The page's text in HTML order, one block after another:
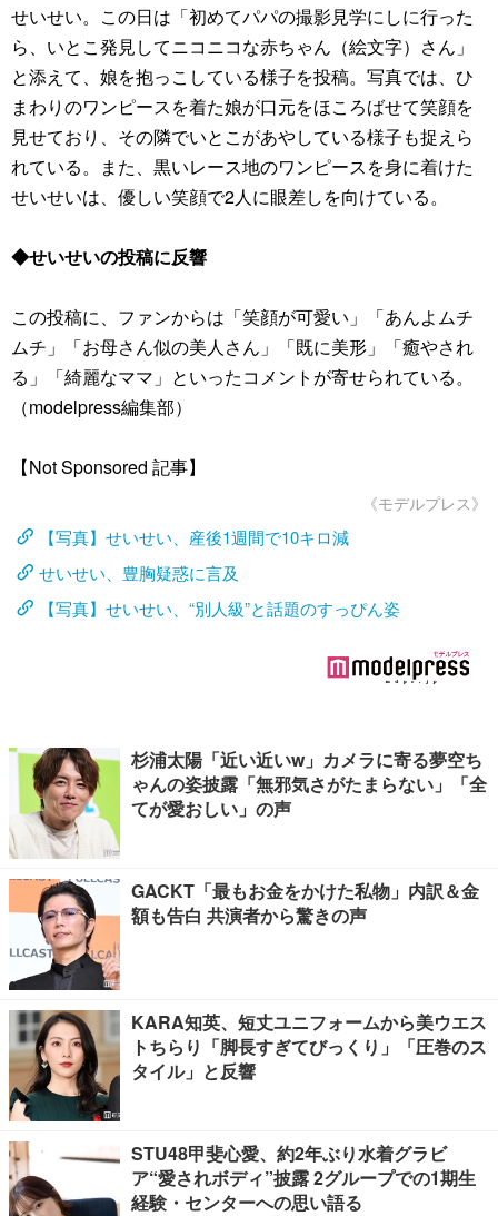
せいせい。この日は「初めてパパの撮影見学にしに行った
ら、いとこ発見してニコニコな赤ちゃん（絵文字）さん」
と添えて、娘を抱っこしている様子を投稿。写真では、ひ
まわりのワンピースを着た娘が口元をほころばせて笑顔を
見せており、その隣でいとこがあやしている様子も捉えら
れている。また、黒いレース地のワンピースを身に着けた
せいせいは、優しい笑顔で2人に眼差しを向けている。
◆せいせいの投稿に反響
この投稿に、ファンからは「笑顔が可愛い」「あんよムチ
ムチ」「お母さん似の美人さん」「既に美形」「癒やされ
る」「綺麗なママ」といったコメントが寄せられている。
（modelpress編集部）
【Not Sponsored 記事】
《モデルプレス》
【写真】せいせい、産後1週間で10キロ減
せいせい、豊胸疑惑に言及
【写真】せいせい、“別人級”と話題のすっぴん姿
杉浦太陽「近い近いw」カメラに寄る夢空ち
ゃんの姿披露「無邪気さがたまらない」「全
てが愛おしい」の声
GACKT「最もお金をかけた私物」内訳＆金
額も告白 共演者から驚きの声
KARA知英、短丈ユニフォームから美ウエス
トちらり「脚長すぎてびっくり」「圧巻のス
タイル」と反響
STU48甲斐心愛、約2年ぶり水着グラビ
ア“愛されボディ”披露 2グループでの1期生
経験・センターへの思い語る